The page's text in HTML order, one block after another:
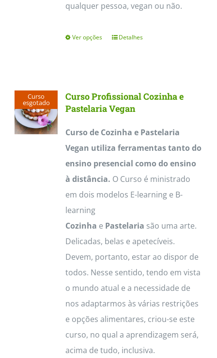
qualquer pessoa, vegan ou não.
Ver opções
This
variants.
options
may
be
chosen
on
product
page
Detalhes
Curso
esgotado
Curso Profissional Cozinha e
Pastelaria Vegan
Curso de Cozinha e Pastelaria
Vegan utiliza ferramentas tanto do
ensino presencial como do ensino
à distância. O Curso é ministrado
em dois modelos E-learning e B-
learning
Cozinha e Pastelaria são uma arte.
Delicadas, belas e apetecíveis.
Devem, portanto, estar ao dispor de
todos. Nesse sentido, tendo em vista
o mundo atual e a necessidade de
nos adaptarmos às várias restrições
e opções alimentares, criou-se este
curso, no qual a aprendizagem será,
acima de tudo, inclusiva.